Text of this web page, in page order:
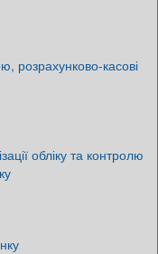
розрахунково-касові
обліку та контролю